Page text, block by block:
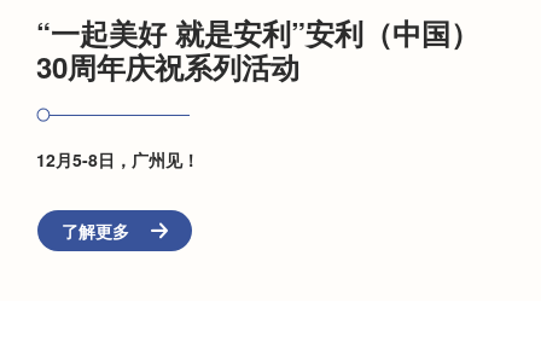
“一起美好 就是安利”安利（中国）
30周年庆祝系列活动
12月5-8日，广州见！
了解更多